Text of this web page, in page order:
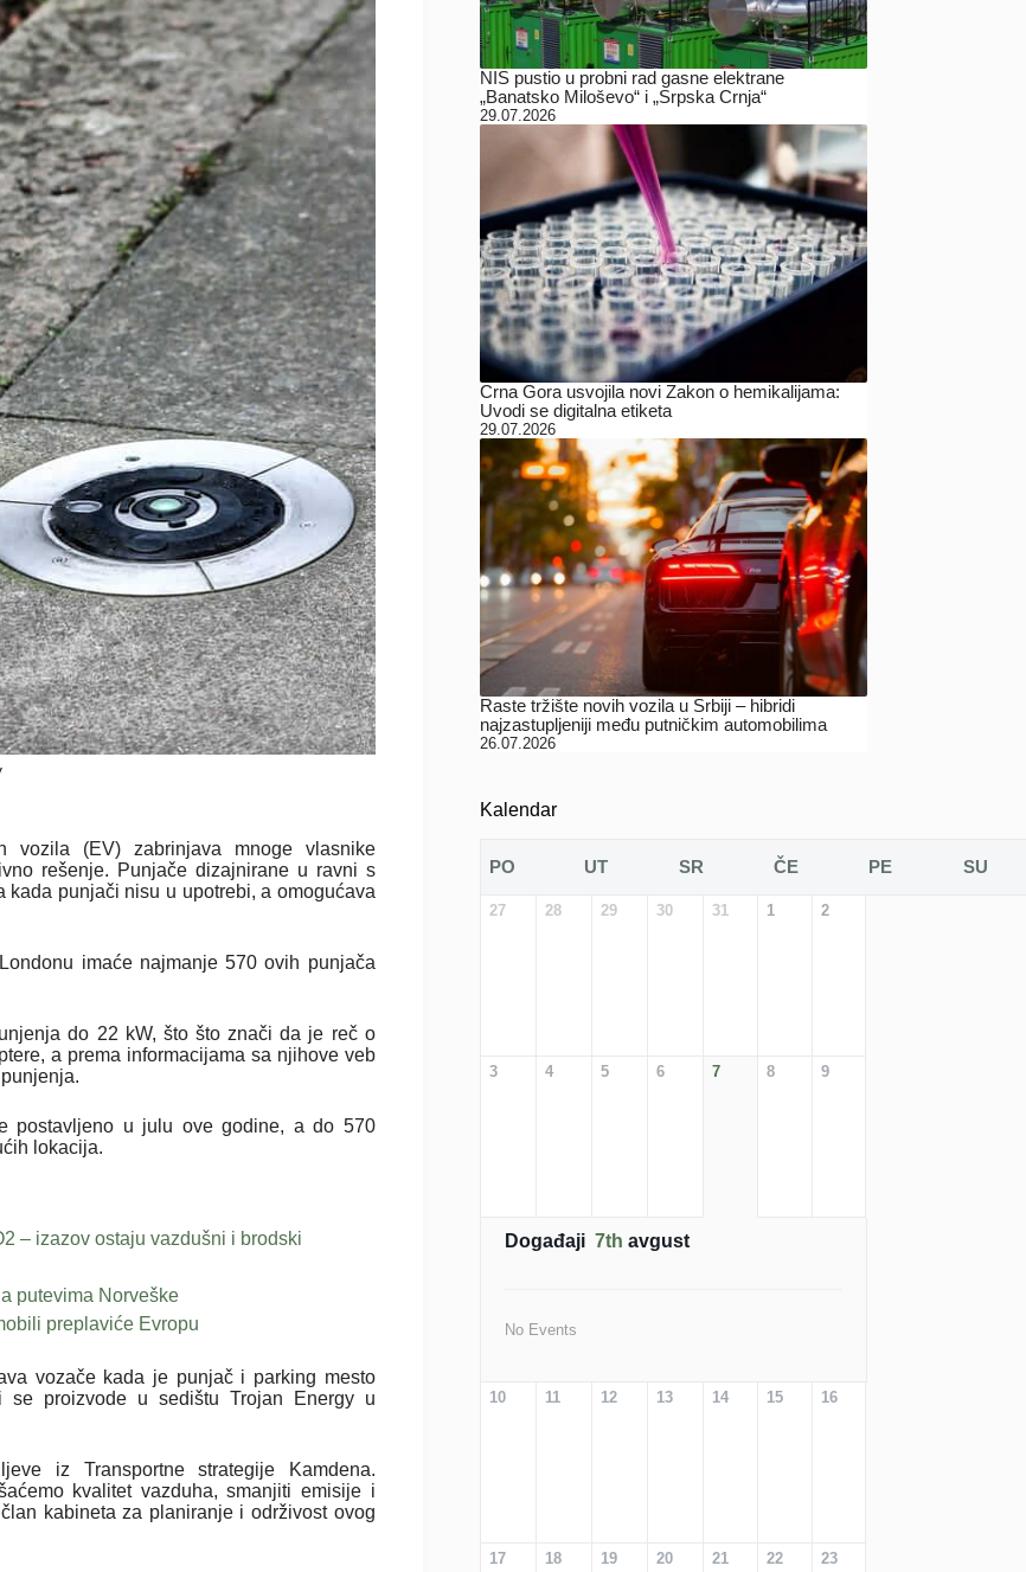
vozila (EV) zabrinjava mnoge vlasnike
rešenje. Punjače dizajnirane u ravni s
kada punjači nisu u upotrebi, a omogućava
imaće najmanje 570 ovih punjača
do 22 kW, što što znači da je reč o
a prema informacijama sa njihove veb
postavljeno u julu ove godine, a do 570
lokacija.
– izazov ostaju vazdušni i brodski
putevima Norveške
preplaviće Evropu
vozače kada je punjač i parking mesto
se proizvode u sedištu Trojan Energy u
iz Transportne strategije Kamdena.
kvalitet vazduha, smanjiti emisije i
kabineta za planiranje i održivost ovog
NIS pustio u probni rad gasne elektrane
„Banatsko Miloševo“ i „Srpska Crnja“
29.07.2026
Crna Gora usvojila novi Zakon o hemikalijama:
Uvodi se digitalna etiketa
29.07.2026
Raste tržište novih vozila u Srbiji – hibridi
najzastupljeniji među putničkim automobilima
26.07.2026
Kalendar
PO UT SR ČE PE SU
27 28 29 30 31 1 2
3 4 5 6 7 8 9
Događaji 7th avgust
No Events
10 11 12 13 14 15 16
17 18 19 20 21 22 23